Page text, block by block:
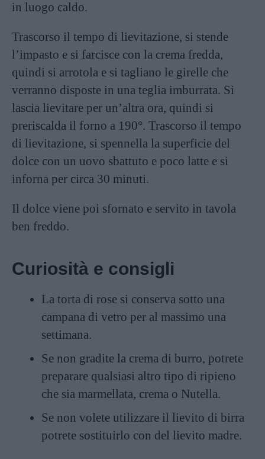
in luogo caldo.
Trascorso il tempo di lievitazione, si stende
l’impasto e si farcisce con la crema fredda,
quindi si arrotola e si tagliano le girelle che
verranno disposte in una teglia imburrata. Si
lascia lievitare per un’altra ora, quindi si
preriscalda il forno a 190°. Trascorso il tempo
di lievitazione, si spennella la superficie del
dolce con un uovo sbattuto e poco latte e si
inforna per circa 30 minuti.
Il dolce viene poi sfornato e servito in tavola
ben freddo.
Curiosità e consigli
La torta di rose si conserva sotto una
campana di vetro per al massimo una
settimana.
Se non gradite la crema di burro, potrete
preparare qualsiasi altro tipo di ripieno
che sia marmellata, crema o Nutella.
Se non volete utilizzare il lievito di birra
potrete sostituirlo con del lievito madre.